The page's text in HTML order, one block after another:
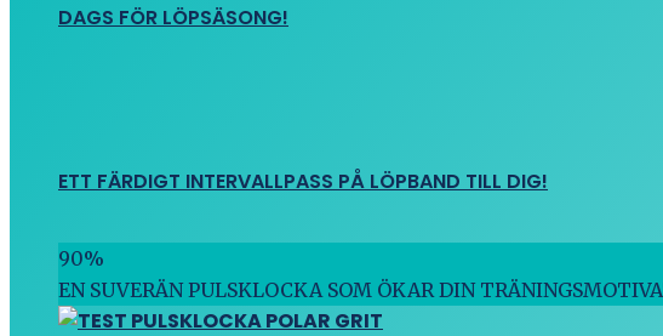
DAGS FÖR LÖPSÄSONG!
ETT FÄRDIGT INTERVALLPASS PÅ LÖPBAND TILL DIG!
90%
EN SUVERÄN PULSKLOCKA SOM ÖKAR DIN